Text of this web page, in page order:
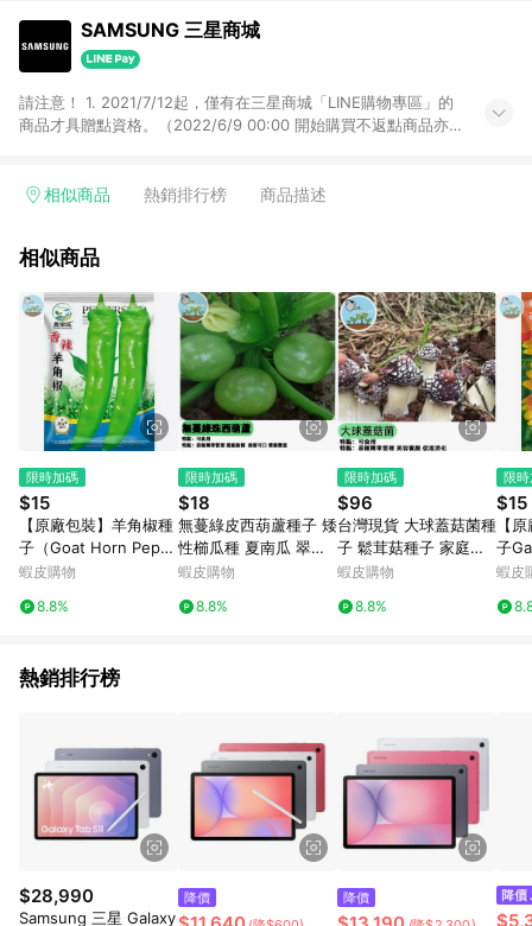
SAMSUNG 三星商城
請注意！ 1. 2021/7/12起，僅有在三星商城「LINE購物專區」的
商品才具贈點資格。（2022/6/9 00:00 開始購買不返點商品亦
企業優惠、三星員購優惠商店、等不符合賺點資格
相似商品 熱銷排行榜 商品描述
相似商品
限時加碼
$15
【原廠包裝】羊角椒種
子（Goat Horn Pepp
er） 香辣夠味 肉厚果
盆栽 產量高 耐熱好種
蝦皮購物
8.8%
限時加碼
$18
無蔓綠皮西葫蘆種子 矮
性櫛瓜種 夏南瓜 翠玉
瓜 家庭菜園 陽台盆栽
農藥 新鮮採種 適合台
蝦皮購物
8.8%
限時加碼
$96
台灣現貨 大球蓋菇菌種
子 鬆茸菇種子 家庭種
植 室內盆栽 有機蘑菇
農場 輕鬆收成大球蓋菇
蝦皮購物
8.8%
限
$15
【
子
澎湖
被盆
蝦皮
熱銷排行榜
$28,990
Samsung 三星 Galaxy
降價 降價